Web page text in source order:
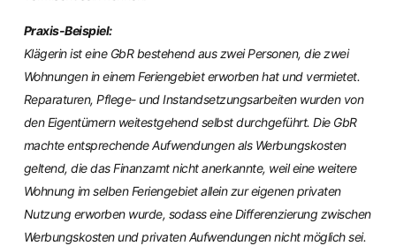
Praxis-Beispiel:
Klägerin ist eine GbR bestehend aus zwei Personen, die zwei
Wohnungen in einem Feriengebiet erworben hat und vermietet.
Reparaturen, Pflege- und Instandsetzungs­arbeiten wurden von
den Eigentümern weitestgehend selbst durchgeführt. Die GbR
machte entsprechende Aufwendungen als Werbungskosten
geltend, die das Finanzamt nicht anerkannte, weil eine weitere
Wohnung im selben Feriengebiet allein zur eigenen privaten
Nutzung erworben wurde, sodass eine Differenzierung zwischen
Werbungskosten und privaten Aufwendungen nicht möglich sei.